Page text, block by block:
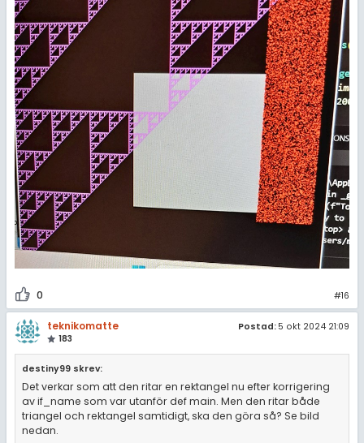
0 #16
teknikomatte
183
Postad: 5 okt 2024 21:09
destiny99 skrev:
Det verkar som att den ritar en rektangel nu efter korrigering
av if_name som var utanför def main. Men den ritar både
triangel och rektangel samtidigt, ska den göra så? Se bild
nedan.